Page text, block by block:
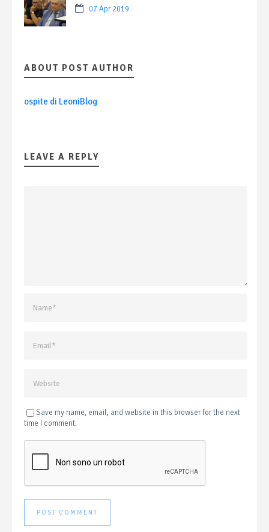
07 Apr 2019
ABOUT POST AUTHOR
ospite di LeoniBlog
LEAVE A REPLY
Save my name, email, and website in this browser for the next
time I comment.